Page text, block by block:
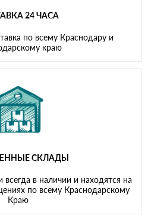
24 ЧАСА
по всему Краснодару и
краю
СКЛАДЫ
всегда в наличии и находятся на
по всему Краснодарскому
Краю